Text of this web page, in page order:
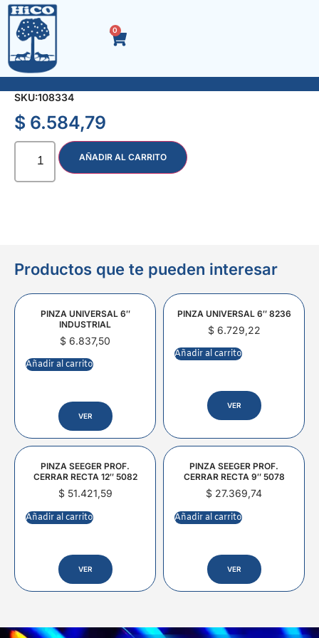
0
RASTRILLO CON ARCO 18 dts.
SKU:108334
$ 6.584,79
AÑADIR AL CARRITO
Productos que te pueden interesar
PINZA UNIVERSAL 6″
INDUSTRIAL
$ 6.837,50
Añadir al carrito
VER
PINZA UNIVERSAL 6″ 8236
$6.729,22
Añadir al carrito
VER
PINZA SEEGER PROF.
CERRAR RECTA 12″ 5082
$51.421,59
Añadir al carrito
VER
PINZA SEEGER PROF.
CERRAR RECTA 9″ 5078
$ 27.369,74
Añadir al carrito
VER